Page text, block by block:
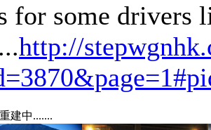
for some drivers
http://
建中.......